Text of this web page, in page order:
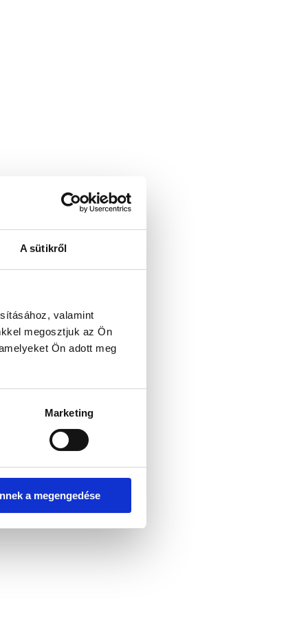
A sütikről
valamint
megosztjuk az Ön
Ön adott meg
Marketing
a megengedése
for more information)